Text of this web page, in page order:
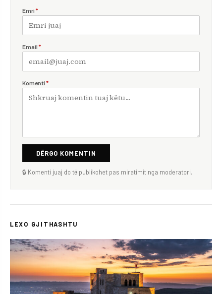
Emri *
Email *
Komenti *
DËRGO KOMENTIN
🔒 Komenti juaj do të publikohet pas miratimit nga moderatori.
LEXO GJITHASHTU